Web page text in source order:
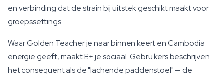
en verbinding dat de strain bij uitstek geschikt maakt voor
groepssettings.
Waar Golden Teacher je naar binnen keert en Cambodia
energie geeft, maakt B+ je sociaal. Gebruikers beschrijven
het consequent als de "lachende paddenstoel" — de